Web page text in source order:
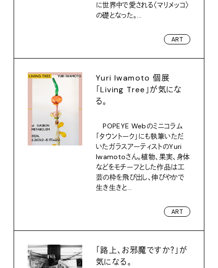
に世界中で愛される〈マリメッコ〉
の礎となった。...
ART
Yuri Iwamoto 個展
「Living Tree」が気にな
る。
POPEYE Webのミニコラム
「タウントーク」にも執筆いただ
いたガラスアーティストのYuri
Iwamotoさん。植物、果実、身体
などをモチーフとした作品は工
芸の枠を飛び出し、伸びやかで
生き生きと...
ART
「路上、お邪魔ですか？」が
気になる。